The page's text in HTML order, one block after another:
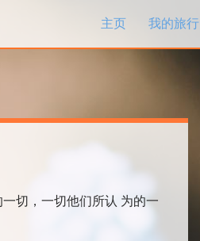
主页
我的旅行
切，一切他们所认 为的一